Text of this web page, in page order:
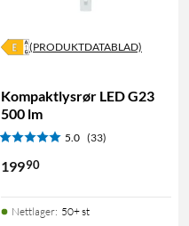
(PRODUKTDATABLAD)
Kompaktlysrør LED G23
500 lm
5.0 (33)
19990
Nettlager: 50+ st